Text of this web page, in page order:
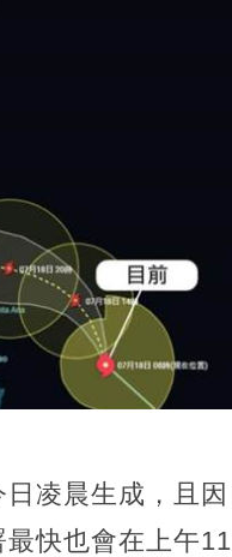
凌晨生成，且因
快也會在上午11